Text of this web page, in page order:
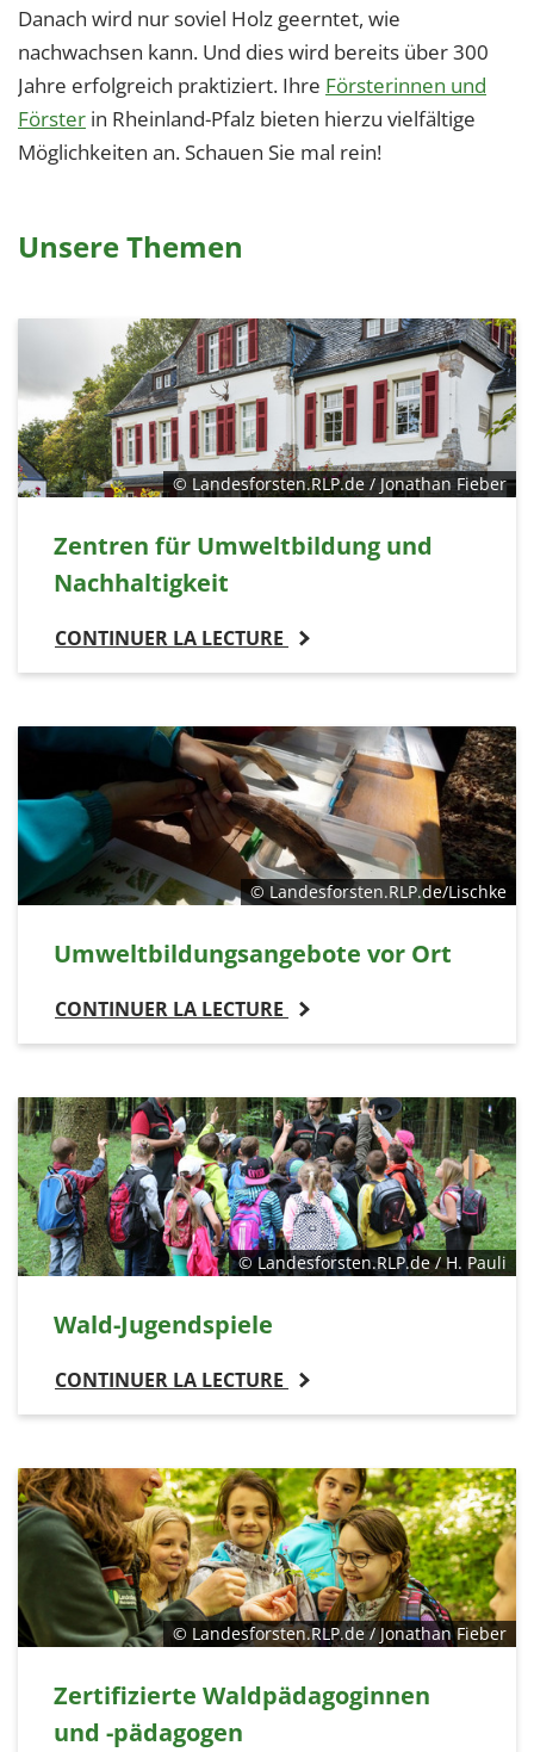
Danach wird nur soviel Holz geerntet, wie
nachwachsen kann. Und dies wird bereits über 300
Jahre erfolgreich praktiziert. Ihre Försterinnen und
Förster in Rheinland-Pfalz bieten hierzu vielfältige
Möglichkeiten an. Schauen Sie mal rein!
Unsere Themen
© Landesforsten.RLP.de / Jonathan Fieber
Zentren für Umweltbildung und
Nachhaltigkeit
CONTINUER LA LECTURE
© Landesforsten.RLP.de/Lischke
Umweltbildungsangebote vor Ort
CONTINUER LA LECTURE
© Landesforsten.RLP.de / H. Pauli
Wald-Jugendspiele
CONTINUER LA LECTURE
© Landesforsten.RLP.de / Jonathan Fieber
Zertifizierte Waldpädagoginnen
und -pädagogen